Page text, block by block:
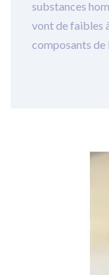
substances
vont de faibles
composants de